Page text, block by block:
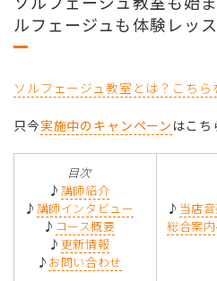
ルフェージュも体験レッ
ソルフェージュ教室とは？こちら
只今実施中のキャンペーン はこち
目次
♪ 講師紹介
♪ 講師インタビュー
♪ コース概要
♪ 更新情報
♪ お問い合わせ
♪ 当店
総合案